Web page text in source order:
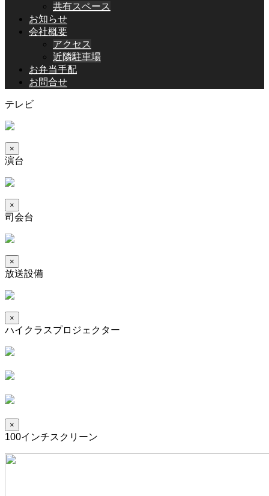
共有スペース
お知らせ
会社概要
アクセス
近隣駐車場
お弁当手配
お問合せ
テレビ
×
演台
×
司会台
×
放送設備
×
ハイクラスプロジェクター
×
100インチスクリーン